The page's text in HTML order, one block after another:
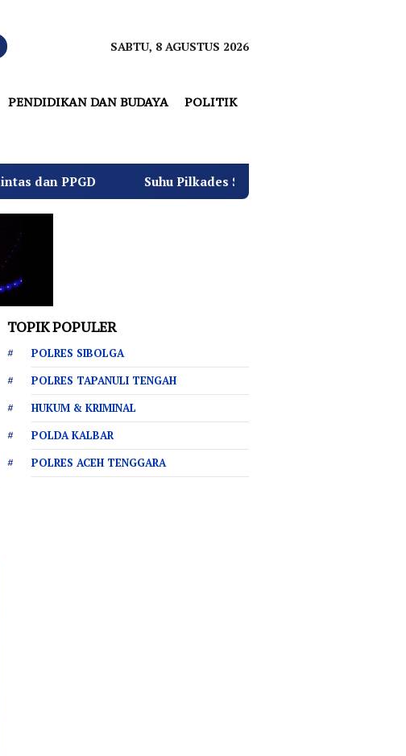
SABTU, 8 AGUSTUS 2026
PENDIDIKAN DAN BUDAYA POLITIK
Suhu Pilkades Sukamulya Memanas, 2000 Warga Rencana
TOPIK POPULER
POLRES SIBOLGA
POLRES TAPANULI TENGAH
HUKUM & KRIMINAL
POLDA KALBAR
POLRES ACEH TENGGARA